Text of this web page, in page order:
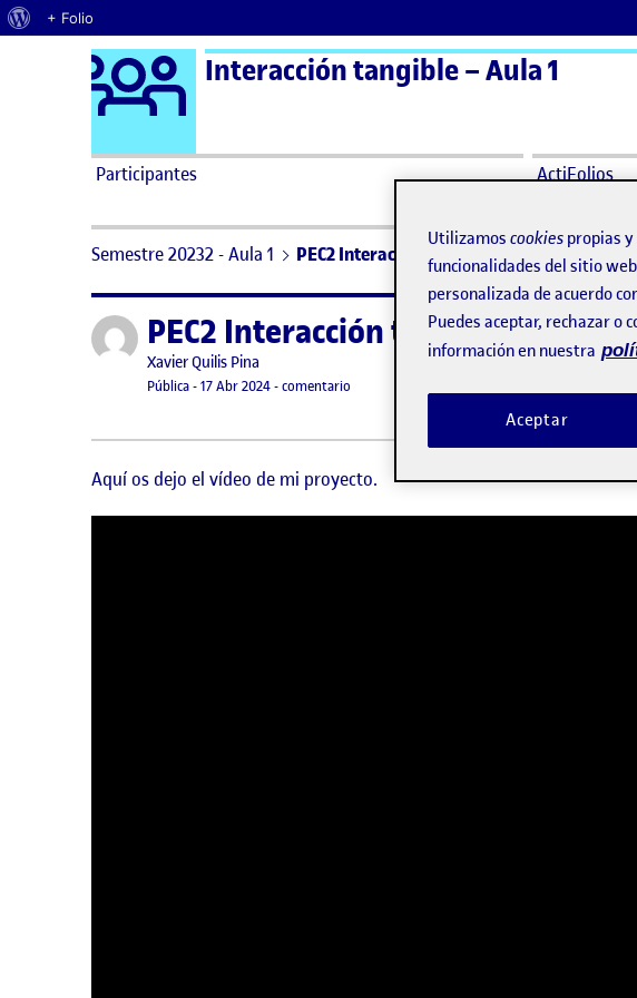
Acerca de WordPress
+ Folio
Saltar al contenido Logo Ágora
Interacción tangible – Aula 1
Participantes ActiFolios
Semestre 20232 - Aula 1 PEC2 Interacción tangible
Publicado porPEC2 Interacción tangible
Publicado por
Xavier Quilis Pina
Visibilidad:
Pública-Fecha de publicación
17 Abr 2024-comentario
Aquí os dejo el vídeo de mi proyecto.
Utilizamos cookies propias
funcionalidades del sitio
personalizada de acuerdo
Puedes aceptar, rechazar o
información en nuestra
Aceptar